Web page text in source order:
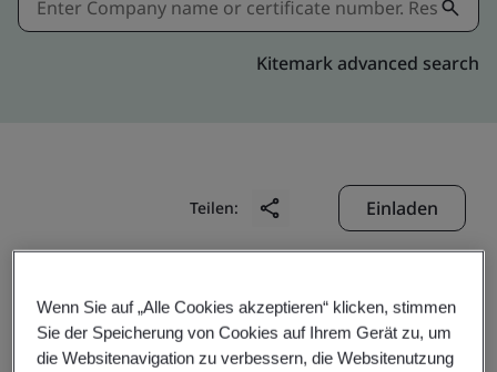
Kitemark advanced search
Teilen: Einladen
Wenn Sie auf „Alle Cookies akzeptieren“ klicken, stimmen
Sie der Speicherung von Cookies auf Ihrem Gerät zu, um
die Websitenavigation zu verbessern, die Websitenutzung